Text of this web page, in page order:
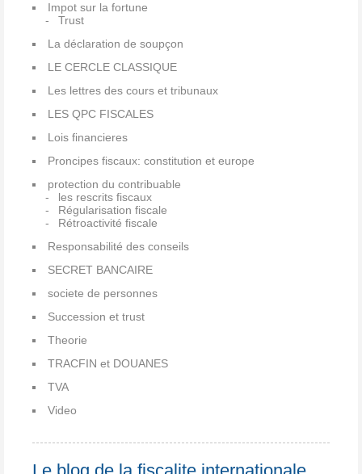
Impot sur la fortune
Trust
La déclaration de soupçon
LE CERCLE CLASSIQUE
Les lettres des cours et tribunaux
LES QPC FISCALES
Lois financieres
Proncipes fiscaux: constitution et europe
protection du contribuable
les rescrits fiscaux
Régularisation fiscale
Rétroactivité fiscale
Responsabilité des conseils
SECRET BANCAIRE
societe de personnes
Succession et trust
Theorie
TRACFIN et DOUANES
TVA
Video